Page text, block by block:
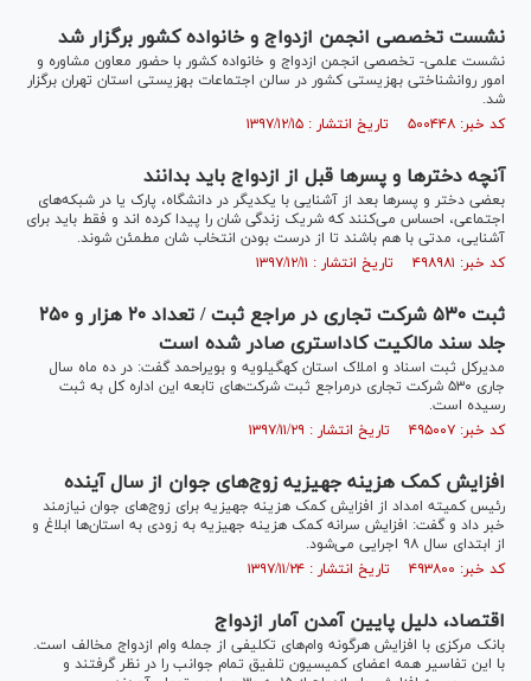
نشست تخصصی انجمن ازدواج و خانواده کشور برگزار شد
نشست علمی- تخصصی انجمن ازدواج و خانواده کشور با حضور معاون مشاوره و
امور روانشناختی بهزیستی کشور در سالن اجتماعات بهزیستی استان تهران برگزار
شد.
کد خبر: ۵۰۰۴۴۸ تاریخ انتشار : ۱۳۹۷/۱۲/۱۵
آنچه دختر‌ها و پسر‌ها قبل از ازدواج باید بدانند
بعضی دختر و پسر‌ها بعد از آشنایی با یکدیگر در دانشگاه، پارک یا در شبکه‌های
اجتماعی، احساس می‌کنند که شریک زندگی شان را پیدا کرده اند و فقط باید برای
آشنایی، مدتی با هم باشند تا از درست بودن انتخاب شان مطمئن شوند.
کد خبر: ۴۹۸۹۸۱ تاریخ انتشار : ۱۳۹۷/۱۲/۱۱
ثبت ۵۳۰ شرکت تجاری در مراجع ثبت / تعداد ۲۰ هزار و ۲۵۰
جلد سند مالکیت کاداستری صادر شده است
مدیرکل ثبت اسناد و املاک استان کهگیلویه و بویراحمد گفت: در ده ماه سال
جاری ۵۳۰ شرکت تجاری درمراجع ثبت شرکت‌های تابعه این اداره کل به ثبت
رسیده است.
کد خبر: ۴۹۵۰۰۷ تاریخ انتشار : ۱۳۹۷/۱۱/۲۹
افزایش کمک هزینه جهیزیه زوج‌های جوان از سال آینده
رئیس کمیته امداد از افزایش کمک هزینه جهیزیه برای زوج‌های جوان نیازمند
خبر داد و گفت: افزایش سرانه کمک هزینه جهیزیه به زودی به استان‌ها ابلاغ و
از ابتدای سال ۹۸ اجرایی می‌شود.
کد خبر: ۴۹۳۸۰۰ تاریخ انتشار : ۱۳۹۷/۱۱/۲۴
اقتصاد، دلیل پایین آمدن آمار ازدواج
بانک مرکزی با افزایش هرگونه وام‌های تکلیفی از جمله وام ازدواج مخالف است.
با این تفاسیر همه اعضای کمیسیون تلفیق تمام جوانب را در نظر گرفتند و